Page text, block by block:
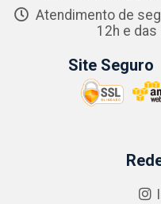
Atendimento de
12h e
Site Seguro